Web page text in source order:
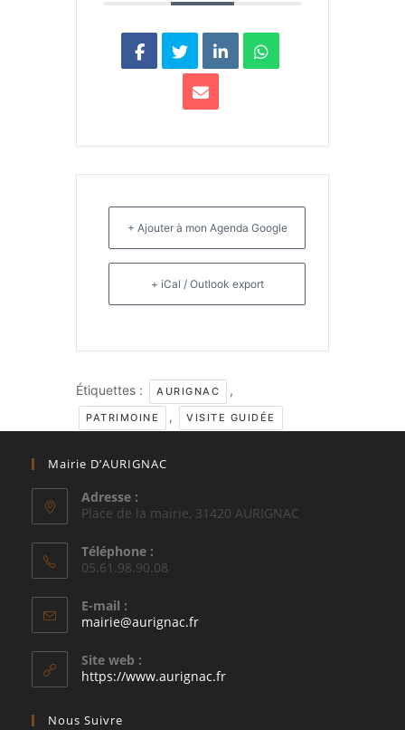
+ Ajouter à mon Agenda Google
+ iCal / Outlook export
Étiquettes : AURIGNAC ,
PATRIMOINE , VISITE GUIDÉE
Mairie D’AURIGNAC
Adresse :
Place de la mairie, 31420 AURIGNAC
Téléphone :
05.61.98.90.08
E-mail :
mairie@aurignac.frS’ouvre
application
Site web :
https://www.aurignac.fr
Nous Suivre